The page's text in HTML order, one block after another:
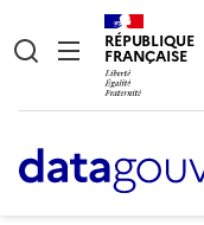
RÉPUBLIQUE
FRANÇAISE